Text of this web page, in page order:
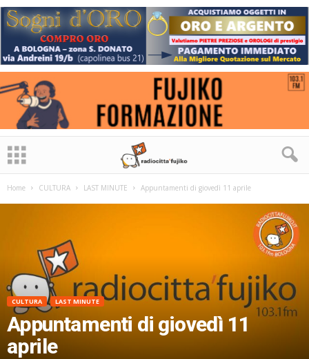
Home CULTURA LAST MINUTE Appuntamenti di giovedì 11 aprile
CULTURA LAST MINUTE
Appuntamenti di giovedì 11
aprile